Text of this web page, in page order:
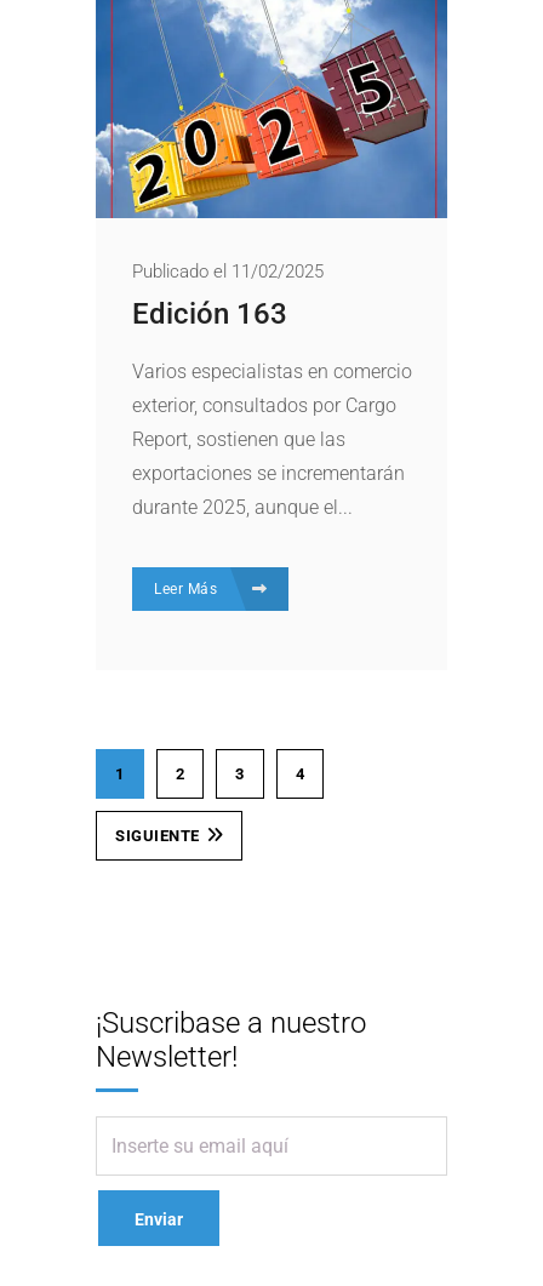
Publicado el 11/02/2025
Edición 163
Varios especialistas en comercio
exterior, consultados por Cargo
Report, sostienen que las
exportaciones se incrementarán
durante 2025, aunque el...
Leer Más
1 2 3 4
SIGUIENTE
¡Suscribase a nuestro
Newsletter!